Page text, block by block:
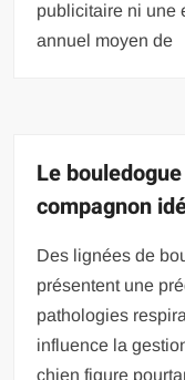
publicitaire ni une
annuel moyen de
Le
compagnon
Des lignées de
présentent une
pathologies
influence la
chien figure